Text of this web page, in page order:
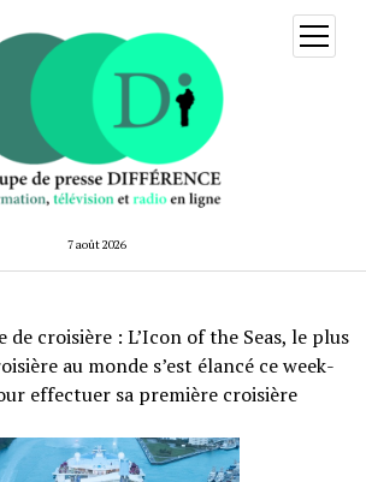
7 août 2026
ouvrir
menu
de croisière : L’Icon of the Seas, le plus
au monde s’est élancé ce week-
effectuer sa première croisière